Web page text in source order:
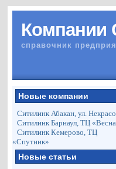
Компании
справочник
Новые компании
Ситилинк Абакан, ул.
Ситилинк Барнаул, ТЦ
Ситилинк Кемерово, ТЦ
«Спутник»
Новые статьи